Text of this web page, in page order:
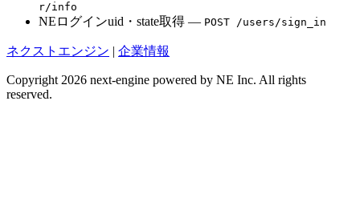
r/info
NEログインuid・state取得 — POST /users/sign_in
ネクストエンジン | 企業情報
Copyright 2026 next-engine powered by NE Inc. All rights
reserved.